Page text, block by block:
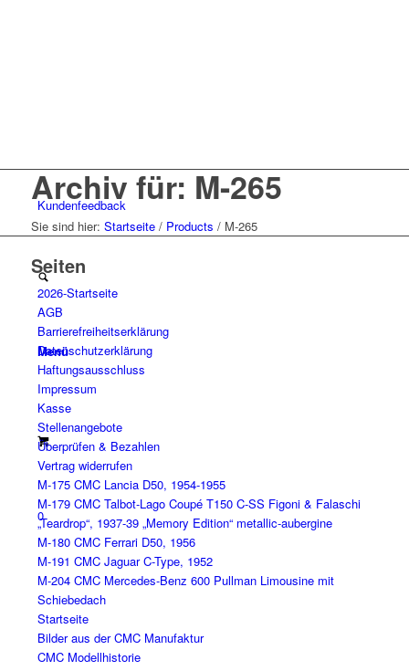
Kundenfeedback
Menü
0
Archiv für: M-265
Sie sind hier: Startseite / Products / M-265
Seiten
2026-Startseite
AGB
Barrierefreiheitserklärung
Datenschutzerklärung
Haftungsausschluss
Impressum
Kasse
Stellenangebote
Überprüfen & Bezahlen
Vertrag widerrufen
M-175 CMC Lancia D50, 1954-1955
M-179 CMC Talbot-Lago Coupé T150 C-SS Figoni & Falaschi
„Teardrop“, 1937-39 „Memory Edition“ metallic-aubergine
M-180 CMC Ferrari D50, 1956
M-191 CMC Jaguar C-Type, 1952
M-204 CMC Mercedes-Benz 600 Pullman Limousine mit
Schiebedach
Startseite
Bilder aus der CMC Manufaktur
CMC Modellhistorie